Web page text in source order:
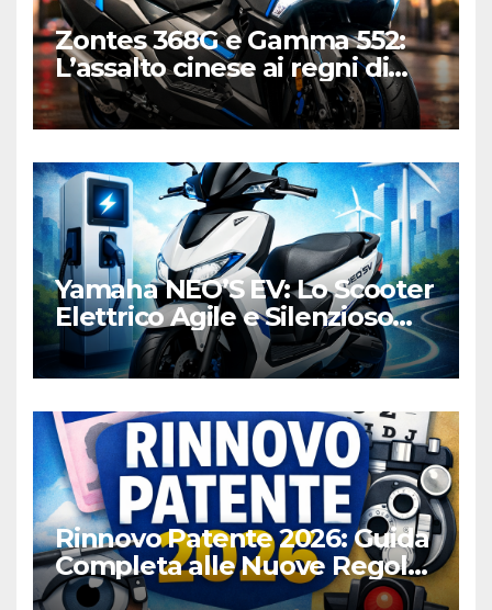
Zontes 368G e Gamma 552:
L’assalto cinese ai regni di
Honda e Yamaha
Yamaha NEO’S EV: Lo Scooter
Elettrico Agile e Silenzioso
per la Città
Rinnovo Patente 2026: Guida
Completa alle Nuove Regole,
Digitalizzazione e Costi